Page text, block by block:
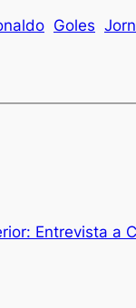
Goles
Entrevista a